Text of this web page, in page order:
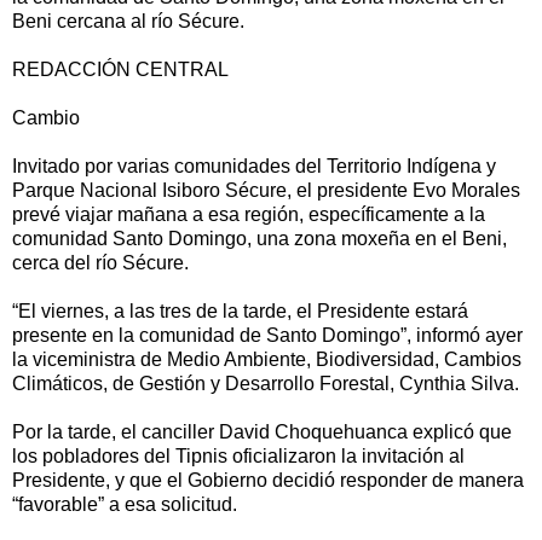
Beni cercana al río Sécure.
REDACCIÓN CENTRAL
Cambio
Invitado por varias comunidades del Territorio Indígena y
Parque Nacional Isiboro Sécure, el presidente Evo Morales
prevé viajar mañana a esa región, específicamente a la
comunidad Santo Domingo, una zona moxeña en el Beni,
cerca del río Sécure.
“El viernes, a las tres de la tarde, el Presidente estará
presente en la comunidad de Santo Domingo”, informó ayer
la viceministra de Medio Ambiente, Biodiversidad, Cambios
Climáticos, de Gestión y Desarrollo Forestal, Cynthia Silva.
Por la tarde, el canciller David Choquehuanca explicó que
los pobladores del Tipnis oficializaron la invitación al
Presidente, y que el Gobierno decidió responder de manera
“favorable” a esa solicitud.